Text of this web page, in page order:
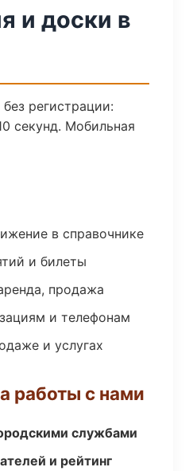
и доски в
регистрации:
секунд. Мобильная
в справочнике
и билеты
продажа
и телефонам
и услугах
работы с нами
службами
и рейтинг